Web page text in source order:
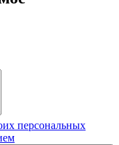
персональных